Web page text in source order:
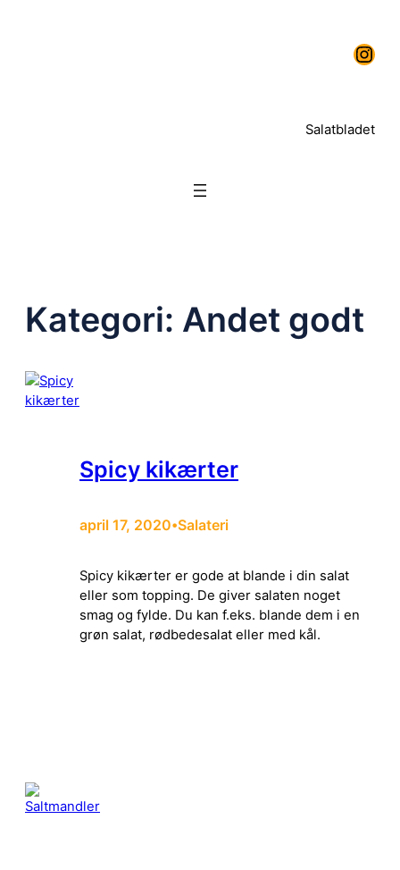
Instagram
Salatbladet
Kategori: Andet godt
Spicy kikærter
april 17, 2020•Salateri
Spicy kikærter er gode at blande i din salat
eller som topping. De giver salaten noget
smag og fylde. Du kan f.eks. blande dem i en
grøn salat, rødbedesalat eller med kål.